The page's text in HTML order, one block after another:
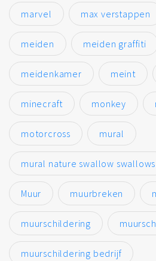
marvel max verstappen
meiden meiden graffiti
meidenkamer meint
minecraft monkey
motorcross mural
mural nature swallow swallows
Muur muurbreken
muurschildering
muurschildering bedrijf